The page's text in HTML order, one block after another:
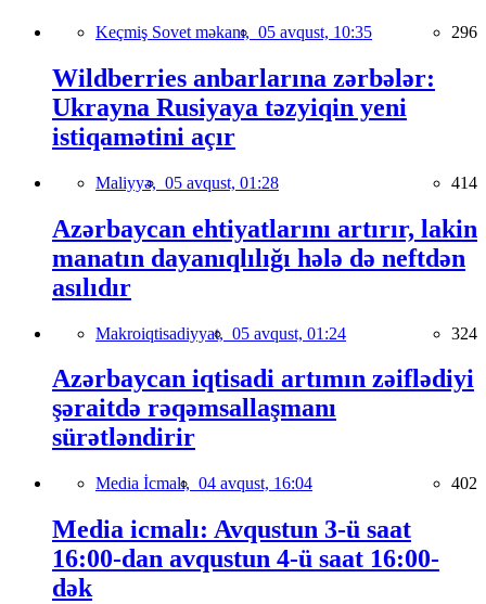
Keçmiş Sovet məkanı, 05 avqust, 10:35 296
Wildberries anbarlarına zərbələr:
Ukrayna Rusiyaya təzyiqin yeni
istiqamətini açır
Maliyyə, 05 avqust, 01:28 414
Azərbaycan ehtiyatlarını artırır, lakin
manatın dayanıqlılığı hələ də neftdən
asılıdır
Makroiqtisadiyyat, 05 avqust, 01:24 324
Azərbaycan iqtisadi artımın zəiflədiyi
şəraitdə rəqəmsallaşmanı
sürətləndirir
Media İcmalı, 04 avqust, 16:04 402
Media icmalı: Avqustun 3-ü saat
16:00-dan avqustun 4-ü saat 16:00-
dək